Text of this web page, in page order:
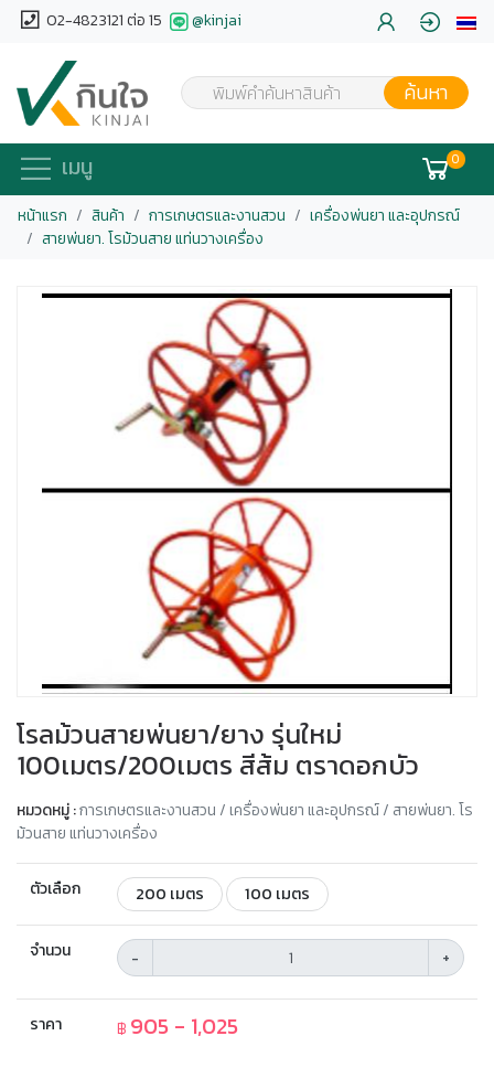
02-4823121 ต่อ 15 @kinjai
พิมพ์คำค้นหาสินค้า ค้นหา
เมนู 0
หน้าแรก สินค้า การเกษตรและงานสวน
เครื่องพ่นยา และอุปกรณ์
สายพ่นยา. โรม้วนสาย แท่นวางเครื่อง
โรลม้วนสายพ่นยา/ยาง รุ่นใหม่
100เมตร/200เมตร สีส้ม ตราดอกบัว
หมวดหมู่ :การเกษตรและงานสวน / เครื่องพ่นยา และอุปกรณ์ / สายพ่นยา. โร
ม้วนสาย แท่นวางเครื่อง
ตัวเลือก 200 เมตร 100 เมตร
จำนวน - +
ราคา ฿ 905 - 1,025